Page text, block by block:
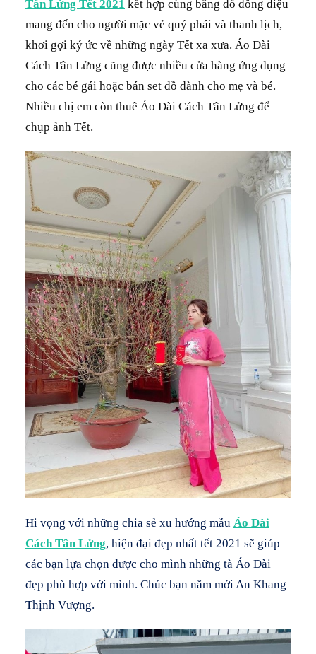
Tân Lửng Tết 2021 kết hợp cùng băng đô đồng điệu
mang đến cho người mặc vẻ quý phái và thanh lịch,
khơi gợi ký ức về những ngày Tết xa xưa. Áo Dài
Cách Tân Lửng cũng được nhiều cửa hàng ứng dụng
cho các bé gái hoặc bán set đồ dành cho mẹ và bé.
Nhiều chị em còn thuê Áo Dài Cách Tân Lửng để
chụp ảnh Tết.
Hi vọng với những chia sẻ xu hướng mẫu Áo Dài
Cách Tân Lửng, hiện đại đẹp nhất tết 2021 sẽ giúp
các bạn lựa chọn được cho mình những tà Áo Dài
đẹp phù hợp với mình. Chúc bạn năm mới An Khang
Thịnh Vượng.